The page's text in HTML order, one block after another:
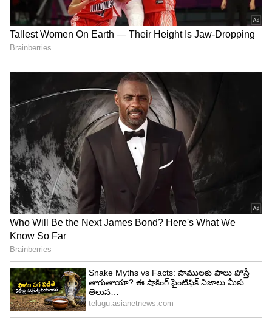
3
3
Image Credit : Getty
ఈ విషయాలు తెలుసుకోండి
అయితే గోల్డ్ ETFలో పెట్టుబడి పెట్టేముందు కొన్ని
విషయాలు తెలుసుకోవాలి. దీనిలో వచ్చే లాభం పూర్తిగా
బంగారం ధరలపై ఆధారపడి ఉంటుంది. బంగారం ధరలు
తగ్గితే పెట్టుబడి విలువ కూడా తగ్గవచ్చు. అలాగే ఇది
పూర్తిగా రిస్క్ లేనిదని అనుకోకూడదు. ఆర్థిక నిపుణుల
అభిప్రాయం ప్రకారం మొత్తం పెట్టుబడిలో సుమారు 5 నుంచి
15 శాతం వరకు మాత్రమే గోల్డ్ ETFలకు కేటాయించడం
మంచిది. మిగిలిన మొత్తాన్ని ఈక్విటీ, డెట్ ఫండ్లు లేదా
ఇతర పెట్టుబడుల్లో విభజిస్తే రిస్క్ తగ్గుతుంది. సరైన